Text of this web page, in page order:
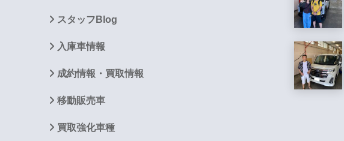
スタッフBlog
入庫車情報
成約情報・買取情報
移動販売車
買取強化車種